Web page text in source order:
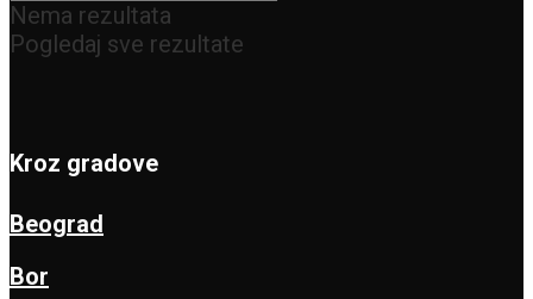
Nema rezultata
Pogledaj sve rezultate
Kroz gradove
Beograd
Bor